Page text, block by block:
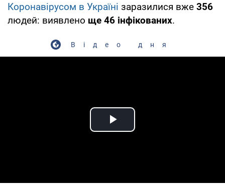
Коронавірусом в Україні заразилися вже 356
людей: виявлено ще 46 інфікованих.
Відео дня
Play Video